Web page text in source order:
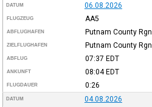
DATUM 06.08.2026
FLUGZEUG AA5
ABFLUGHAFEN Putnam County Rgnl
ZIELFLUGHAFEN Putnam County Rgnl
ABFLUG 07:37 EDT
ANKUNFT 08:04EDT
FLUGDAUER 0:26
DATUM 04.08.2026